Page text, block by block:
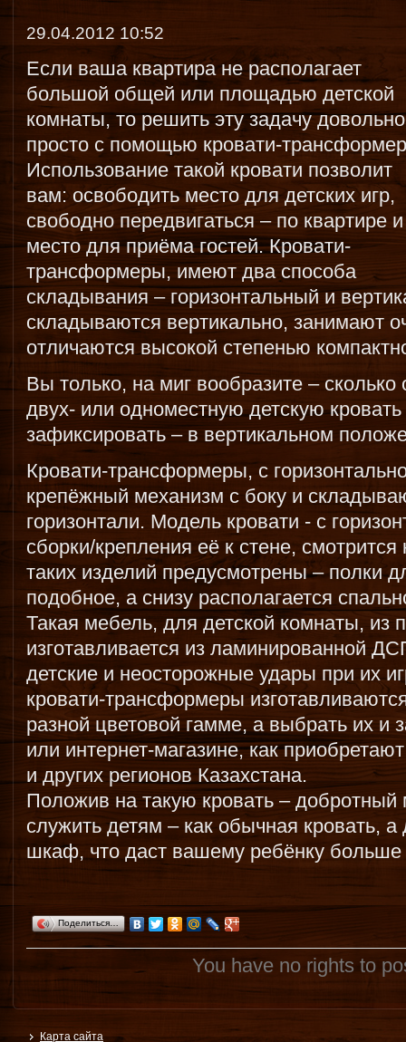
29.04.2012 10:52
Если ваша квартира не располагает
большой общей или площадью детской
комнаты, то решить эту задачу довольно
просто с помощью кровати-
Использование такой кровати позволит
вам: освободить место для детских игр,
свободно передвигаться – по квартире и
место для приёма гостей. Кровати-
трансформеры, имеют два способа
складывания – горизонтальный и
складываются вертикально, занимают
отличаются высокой степенью
Вы только, на миг вообразите – сколько
двух- или одноместную детскую
зафиксировать – в вертикальном
Кровати-трансформеры, с
крепёжный механизм с боку и
горизонтали. Модель кровати - с
сборки/крепления её к стене,
таких изделий предусмотрены – полки
подобное, а снизу располагается
Такая мебель, для детской комнаты, из
изготавливается из ламинированной
детские и неосторожные удары при их
кровати-трансформеры
разной цветовой гамме, а выбрать их и
или интернет-магазине, как
и других регионов Казахстана.
Положив на такую кровать – добротный
служить детям – как обычная кровать,
шкаф, что даст вашему ребёнку больше
Поделиться…
You have no rights to
Карта сайта